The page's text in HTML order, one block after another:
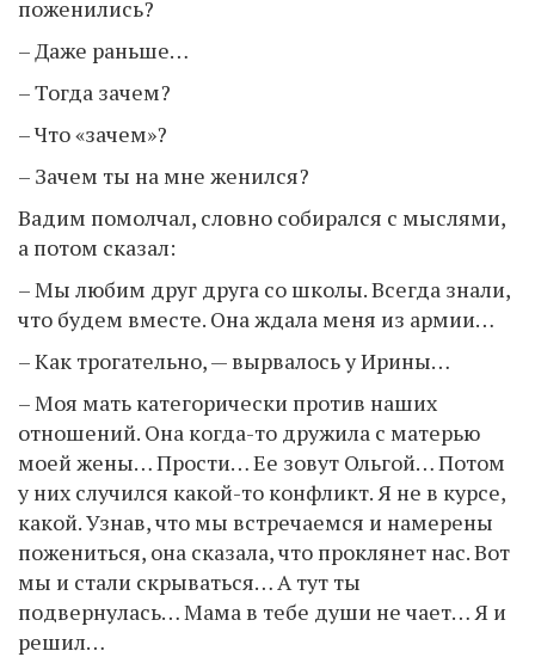
поженились?
– Даже раньше…
– Тогда зачем?
– Что «зачем»?
– Зачем ты на мне женился?
Вадим помолчал, словно собирался с мыслями,
а потом сказал:
– Мы любим друг друга со школы. Всегда знали,
что будем вместе. Она ждала меня из армии…
– Как трогательно, — вырвалось у Ирины…
– Моя мать категорически против наших
отношений. Она когда-то дружила с матерью
моей жены… Прости… Ее зовут Ольгой… Потом
у них случился какой-то конфликт. Я не в курсе,
какой. Узнав, что мы встречаемся и намерены
пожениться, она сказала, что проклянет нас. Вот
мы и стали скрываться… А тут ты
подвернулась… Мама в тебе души не чает… Я и
решил…